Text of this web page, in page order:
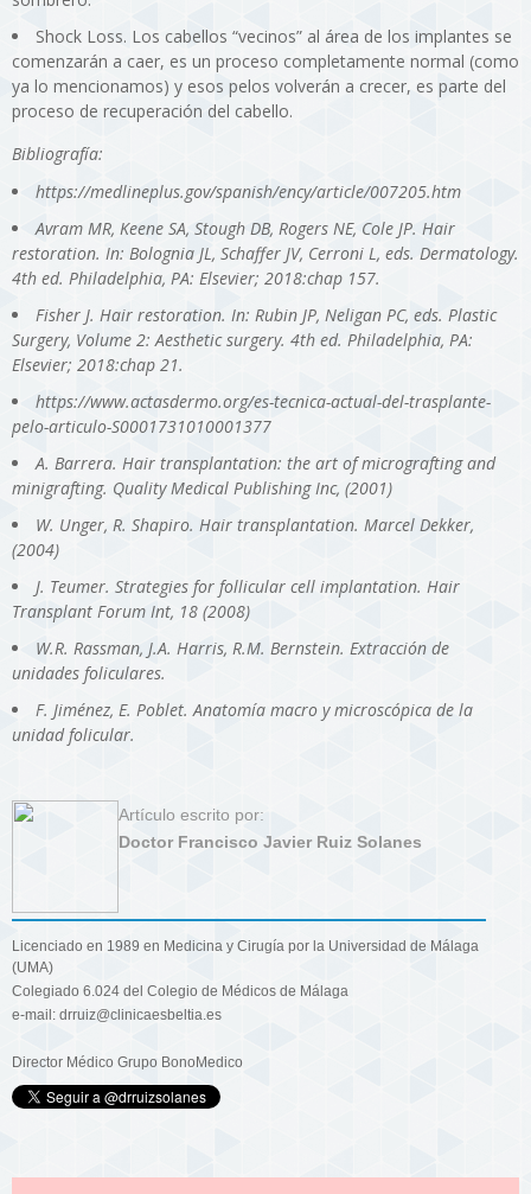
Shock Loss. Los cabellos “vecinos” al área de los implantes se
comenzarán a caer, es un proceso completamente normal (como
ya lo mencionamos) y esos pelos volverán a crecer, es parte del
proceso de recuperación del cabello.
Bibliografía:
https://medlineplus.gov/spanish/ency/article/007205.htm
Avram MR, Keene SA, Stough DB, Rogers NE, Cole JP. Hair
restoration. In: Bolognia JL, Schaffer JV, Cerroni L, eds. Dermatology.
4th ed. Philadelphia, PA: Elsevier; 2018:chap 157.
Fisher J. Hair restoration. In: Rubin JP, Neligan PC, eds. Plastic
Surgery, Volume 2: Aesthetic surgery. 4th ed. Philadelphia, PA:
Elsevier; 2018:chap 21.
https://www.actasdermo.org/es-tecnica-actual-del-trasplante-
pelo-articulo-S0001731010001377
A. Barrera. Hair transplantation: the art of micrografting and
minigrafting. Quality Medical Publishing Inc, (2001)
W. Unger, R. Shapiro. Hair transplantation. Marcel Dekker,
(2004)
J. Teumer. Strategies for follicular cell implantation. Hair
Transplant Forum Int, 18 (2008)
W.R. Rassman, J.A. Harris, R.M. Bernstein. Extracción de
unidades foliculares.
F. Jiménez, E. Poblet. Anatomía macro y microscópica de la
unidad folicular.
Artículo escrito por:
Doctor Francisco Javier Ruiz Solanes
Licenciado en 1989 en Medicina y Cirugía por la Universidad de Málaga
(UMA)
Colegiado 6.024 del Colegio de Médicos de Málaga
e-mail: drruiz@clinicaesbeltia.es
Director Médico Grupo BonoMedico